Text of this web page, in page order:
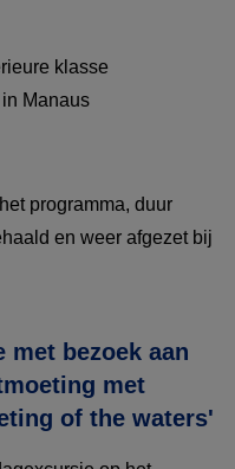
klasse
Manaus
programma, duur
en weer afgezet bij
met bezoek aan
met
of the waters'